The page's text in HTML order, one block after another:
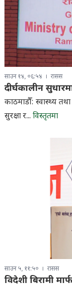
साउन १४, ०६:५४ रासस
दीर्घकालीन
काठमाडौँ: स्वास्थ्य तथा
सुरक्षा र... विस्तृतमा
साउन ५, ११:५० रासस
विदेशी बिरामी